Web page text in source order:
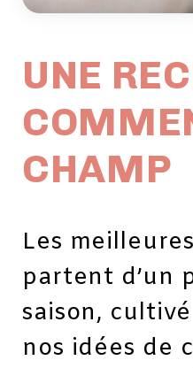
UNE
CHAMP
Les
partent d’un
saison,
nos idées de